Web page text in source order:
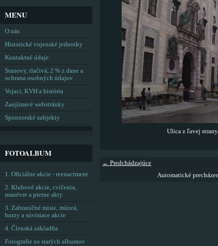
Ulica z ľavej
← Predchádzajúce
Automatické
MENU
O nás
Historické vojenské jednotky
Kontaktné údaje
Stanovy, tlačivá, 2 % z dane a
ochrana osobných údajov
Vojaci, KVH a história
Zaujímavé webstránky
Sponzorské subjekty
FOTOALBUM
1. Oficiálne akcie - reenactment
2. Klubové akcie, cvičenia,
manévre a pietne akty
3. Zahraničné misie, múzeá,
burzy a súvisiace akcie
4. Členská základňa
Fotografie zo starých albumov